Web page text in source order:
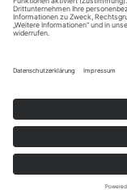
Datenschutz